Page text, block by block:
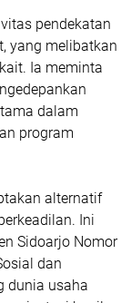
pendekatan
yang melibatkan
Ia meminta
dalam
program
alternatif
Ini
Sidoarjo Nomor
dan
dunia usaha